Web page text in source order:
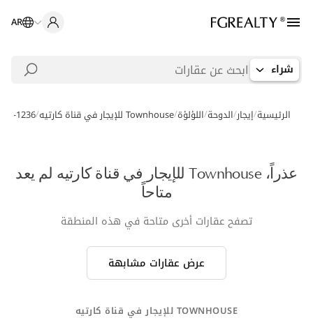
AR
شراء
الرئيسية/إيجار/الدوحة/اللؤلؤة/Townhouse للإيجار في قناة كارتيه /
1236
عذراً، Townhouse للإيجار في قناة كارتيه لم يعد
متاحاً
تصفح عقارات أخرى متاحة في هذه المنطقة
عرض عقارات مشابهة
TOWNHOUSE للإيجار في قناة كارتيه